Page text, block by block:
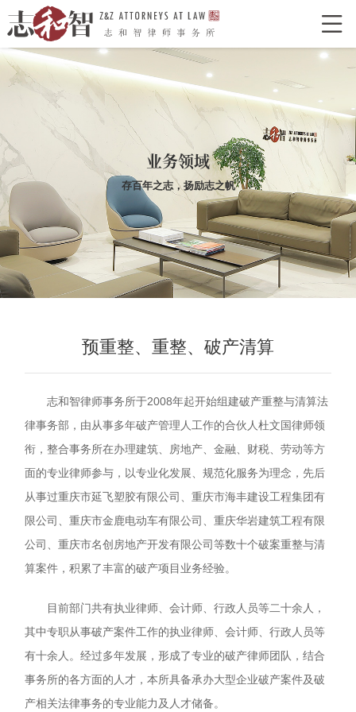

网站首页
走进志和智
律所荣誉 特色型服务 合作单位
志和智律师
合伙人
业务领域
经典案例
新闻资讯
业务领域
存百年之志，扬励志之帆
预重整、重整、破产清算
志和智律师事务所于2008年起开始组建破产重整与清算法
律事务部，由从事多年破产管理人工作的合伙人杜文国律师领
衔，整合事务所在办理建筑、房地产、金融、财税、劳动等方
面的专业律师参与，以专业化发展、规范化服务为理念，先后
从事过重庆市延飞塑胶有限公司、重庆市海丰建设工程集团有
限公司、重庆市金鹿电动车有限公司、重庆华岩建筑工程有限
公司、重庆市名创房地产开发有限公司等数十个破案重整与清
算案件，积累了丰富的破产项目业务经验。
目前部门共有执业律师、会计师、行政人员等二十余人，
其中专职从事破产案件工作的执业律师、会计师、行政人员等
有十余人。经过多年发展，形成了专业的破产律师团队，结合
事务所的各方面的人才，本所具备承办大型企业破产案件及破
产相关法律事务的专业能力及人才储备。